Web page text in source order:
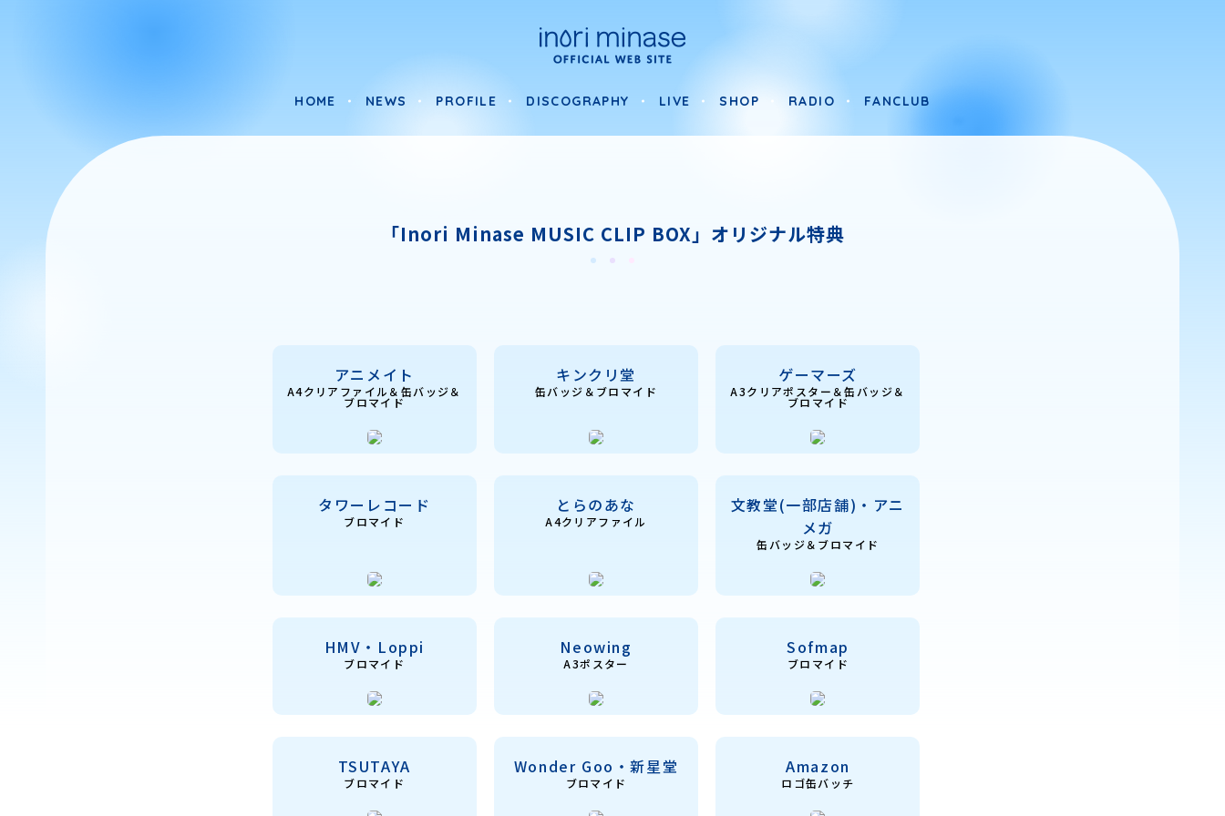
DISCOGRAPHY LIVE
HOME NEWS PROFILE DISCOGRAPHY LIVE SHOP RADIO FANCLUB
「Inori Minase MUSIC CLIP BOX」オリジナル特典
アニメイト
A4クリアファイル＆缶バッジ＆
ブロマイド
キンクリ堂
缶バッジ＆ブロマイド
ゲーマーズ
A3クリアポスター＆缶バッジ＆
ブロマイド
タワーレコード
ブロマイド
とらのあな
A4クリアファイル
文教堂(一部店舗)・アニ
メガ
缶バッジ＆ブロマイド
HMV・Loppi
ブロマイド
Neowing
A3ポスター
Sofmap
ブロマイド
TSUTAYA
ブロマイド
Wonder Goo・新星堂
ブロマイド
Amazon
ロゴ缶バッチ